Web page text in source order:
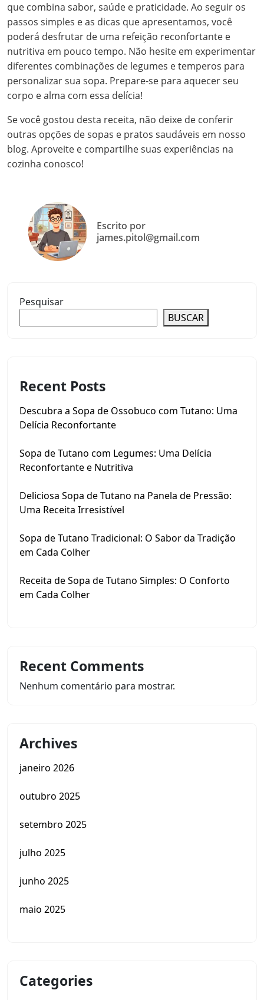
que combina sabor, saúde e praticidade. Ao seguir os
passos simples e as dicas que apresentamos, você
poderá desfrutar de uma refeição reconfortante e
nutritiva em pouco tempo. Não hesite em experimentar
diferentes combinações de legumes e temperos para
personalizar sua sopa. Prepare-se para aquecer seu
corpo e alma com essa delícia!
Se você gostou desta receita, não deixe de conferir
outras opções de sopas e pratos saudáveis em nosso
blog. Aproveite e compartilhe suas experiências na
cozinha conosco!
Escrito por
james.pitol@gmail.com
Pesquisar
BUSCAR
Recent Posts
Descubra a Sopa de Ossobuco com Tutano: Uma
Delícia Reconfortante
Sopa de Tutano com Legumes: Uma Delícia
Reconfortante e Nutritiva
Deliciosa Sopa de Tutano na Panela de Pressão:
Uma Receita Irresistível
Sopa de Tutano Tradicional: O Sabor da Tradição
em Cada Colher
Receita de Sopa de Tutano Simples: O Conforto
em Cada Colher
Recent Comments
Nenhum comentário para mostrar.
Archives
janeiro 2026
outubro 2025
setembro 2025
julho 2025
junho 2025
maio 2025
Categories